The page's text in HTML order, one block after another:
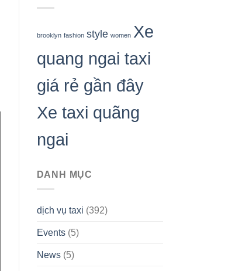
brooklyn fashion style women Xe
quang ngai taxi
giá rẻ gần đây
Xe taxi quãng
ngai
DANH MỤC
dịch vụ taxi (392)
Events(5)
News(5)